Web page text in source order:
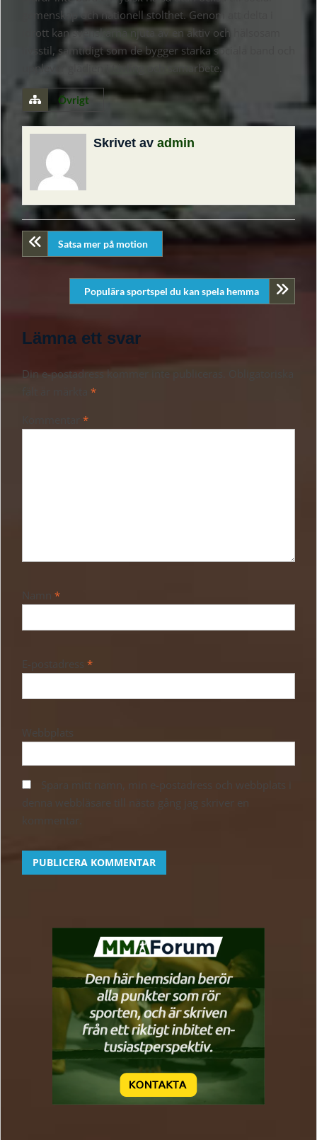
gemenskap och nationell stolthet. Genom att delta i
idrott kan svenskarna njuta av en aktiv och hälsosam
livsstil, samtidigt som de bygger starka sociala band och
upplever glädjen i tävling och samarbete.
Övrigt
Skrivet av admin
Satsa mer på motion
Populära sportspel du kan spela hemma
Lämna ett svar
Din e-postadress kommer inte publiceras.
*
*
Namn *
E-postadress *
Webbplats
Spara mitt namn, min e-postadress och webbplats i
denna webbläsare till nästa gång jag skriver en
kommentar.